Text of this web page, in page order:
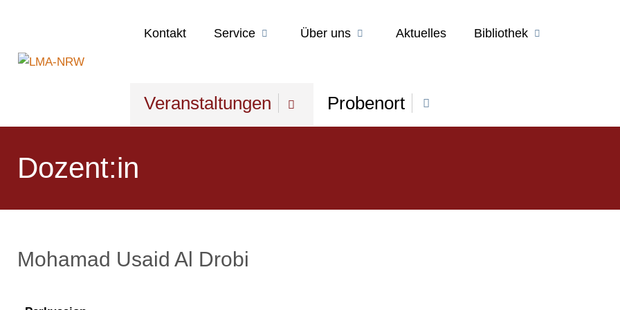
Kontakt Service Über uns Aktuelles Bibliothek
Veranstaltungen Probenort
Dozent:in
Mohamad Usaid Al Drobi